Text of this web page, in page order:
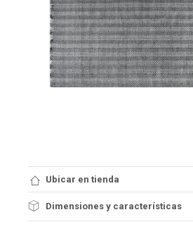
Ubicar en tienda
Dimensiones y características